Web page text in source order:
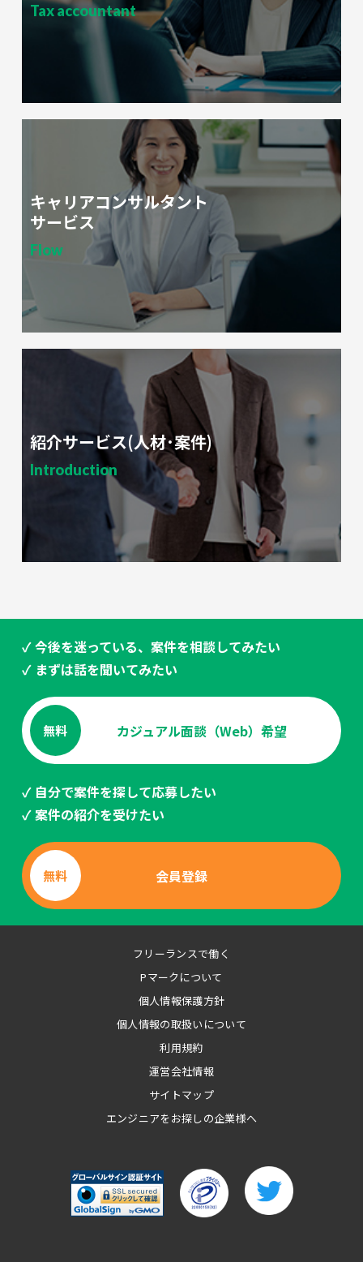
Tax accountant
キャリアコンサルタント
サービス
Flow
紹介サービス(人材･案件)
Introduction
✓ 今後を迷っている、案件を相談してみたい
✓ まずは話を聞いてみたい
無料 カジュアル面談（Web）希望
✓ 自分で案件を探して応募したい
✓ 案件の紹介を受けたい
無料 会員登録
フリーランスで働く
Pマークについて
個人情報保護方針
個人情報の取扱いについて
利用規約
運営会社情報
サイトマップ
エンジニアをお探しの企業様へ